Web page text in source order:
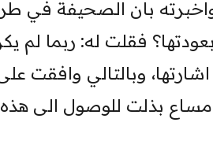
بان الصحيفة في
فقلت له: ربما لم
وبالتالي وافقت
بذلت للوصول الى هذه